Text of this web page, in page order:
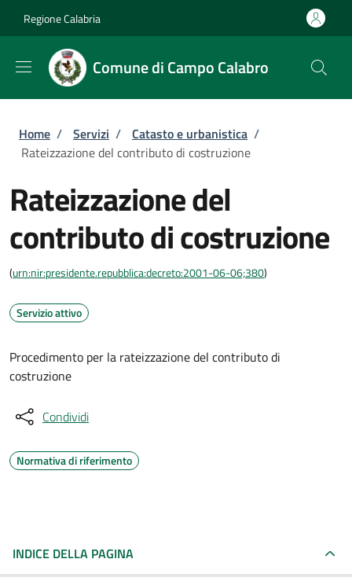
Regione Calabria
Comune di Campo Calabro
Briciole di pane
Home / Servizi / Catasto e urbanistica /
Rateizzazione del contributo di costruzione
Rateizzazione del
contributo di costruzione
(urn:nir:presidente.repubblica:decreto:2001-06-06;380)
Servizio attivo
Procedimento per la rateizzazione del contributo di
costruzione
Condividi
Normativa di riferimento
INDICE DELLA PAGINA